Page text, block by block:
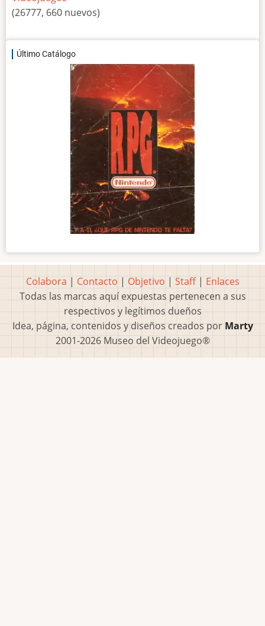
(26777, 660 nuevos)
Último Catálogo
Colabora | Contacto | Objetivo | Staff| Enlaces
Todas las marcas aquí expuestas pertenecen a sus
respectivos y legítimos dueños
Idea, página, contenidos y diseños creados por Marty
2001-2026 Museo del Videojuego®